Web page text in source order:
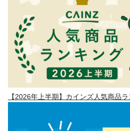
【2026年上半期】カインズ人気商品